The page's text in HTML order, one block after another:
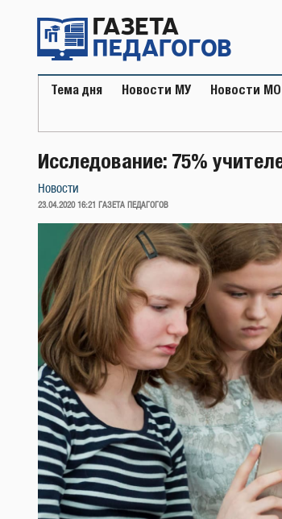
содержимому
Тема дня Новости МУ Новости МО
Исследование: 75%
Новости
ОПУБЛИКОВАНО
23.04.2020 16:21 ГАЗЕТА ПЕДАГОГОВ